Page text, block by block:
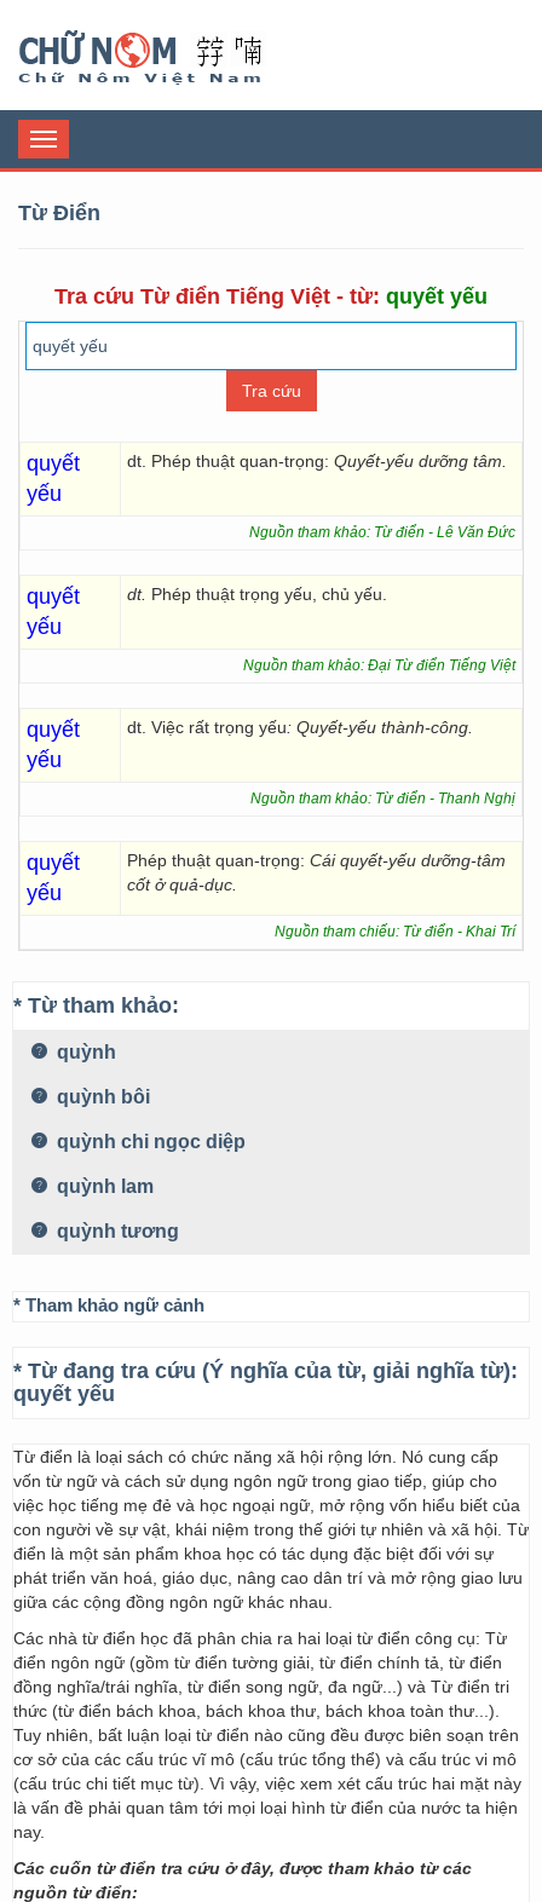
Toggle
navigation
Từ Điển
Tra cứu Từ điển Tiếng Việt - từ: quyết yếu
quyết
yếu
dt. Phép thuật quan-trọng: Quyết-yếu dưỡng tâm.
Nguồn tham khảo: Từ điển - Lê Văn Đức
quyết
yếu
dt. Phép thuật trọng yếu, chủ yếu.
Nguồn tham khảo: Đại Từ điển Tiếng Việt
quyết
yếu
dt. Việc rất trọng yếu: Quyết-yếu thành-công.
Nguồn tham khảo: Từ điển - Thanh Nghị
quyết
yếu
Phép thuật quan-trọng: Cái quyết-yếu dưỡng-tâm
cốt ở quả-dục.
Nguồn tham chiếu: Từ điển - Khai Trí
* Từ tham khảo:
quỳnh
quỳnh bôi
quỳnh chi ngọc diệp
quỳnh lam
quỳnh tương
* Tham khảo ngữ cảnh
* Từ đang tra cứu (Ý nghĩa của từ, giải nghĩa từ):
quyết yếu
Từ điển là loại sách có chức năng xã hội rộng lớn. Nó cung cấp
vốn từ ngữ và cách sử dụng ngôn ngữ trong giao tiếp, giúp cho
việc học tiếng mẹ đẻ và học ngoại ngữ, mở rộng vốn hiểu biết của
con người về sự vật, khái niệm trong thế giới tự nhiên và xã hội. Từ
điển là một sản phẩm khoa học có tác dụng đặc biệt đối với sự
phát triển văn hoá, giáo dục, nâng cao dân trí và mở rộng giao lưu
giữa các cộng đồng ngôn ngữ khác nhau.
Các nhà từ điển học đã phân chia ra hai loại từ điển công cụ: Từ
điển ngôn ngữ (gồm từ điển tường giải, từ điển chính tả, từ điển
đồng nghĩa/trái nghĩa, từ điển song ngữ, đa ngữ...) và Từ điển tri
thức (từ điển bách khoa, bách khoa thư, bách khoa toàn thư...).
Tuy nhiên, bất luận loại từ điển nào cũng đều được biên soạn trên
cơ sở của các cấu trúc vĩ mô (cấu trúc tổng thể) và cấu trúc vi mô
(cấu trúc chi tiết mục từ). Vì vậy, việc xem xét cấu trúc hai mặt này
là vấn đề phải quan tâm tới mọi loại hình từ điển của nước ta hiện
nay.
Các cuốn từ điển tra cứu ở đây, được tham khảo từ các
nguồn từ điển: